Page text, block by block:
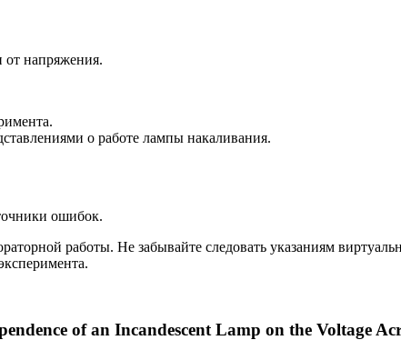
от напряжения.
о работе лампы накаливания.
ошибок.
работы. Не забывайте следовать указаниям
of an Incandescent Lamp on the Voltage